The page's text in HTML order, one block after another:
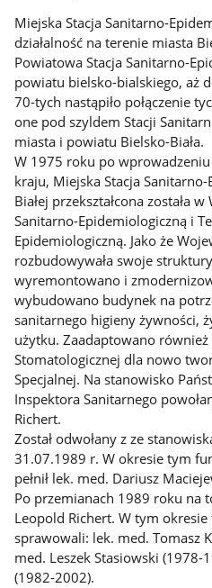
Miejska Stacja Sanitarno-
działalność na terenie miasta
Powiatowa Stacja Sanitarno-
powiatu bielsko-bialskiego, aż
70-tych nastąpiło połączenie
one pod szyldem Stacji
miasta i powiatu Bielsko-Biała.
W 1975 roku po
kraju, Miejska Stacja
Białej przekształcona została
Sanitarno-Epidemiologiczną i
Epidemiologiczną. Jako że
rozbudowywała swoje
wyremontowano i
wybudowano budynek na
sanitarnego higieny żywności,
użytku. Zaadaptowano
Stomatologicznej dla nowo
Specjalnej. Na stanowisko
Inspektora Sanitarnego
Richert.
Został odwołany z ze
31.07.1989 r. W okresie tym
pełnił lek. med. Dariusz
Po przemianach 1989 roku na
Leopold Richert. W tym okresie
sprawowali: lek. med. Tomasz
med. Leszek Stasiowski
(1982-2002).